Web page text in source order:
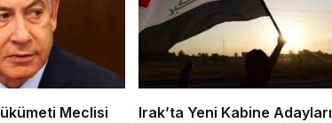
Meclisi
Irak’ta Yeni Kabine Adayları